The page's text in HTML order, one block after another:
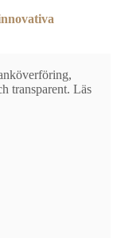
transparent. Läs